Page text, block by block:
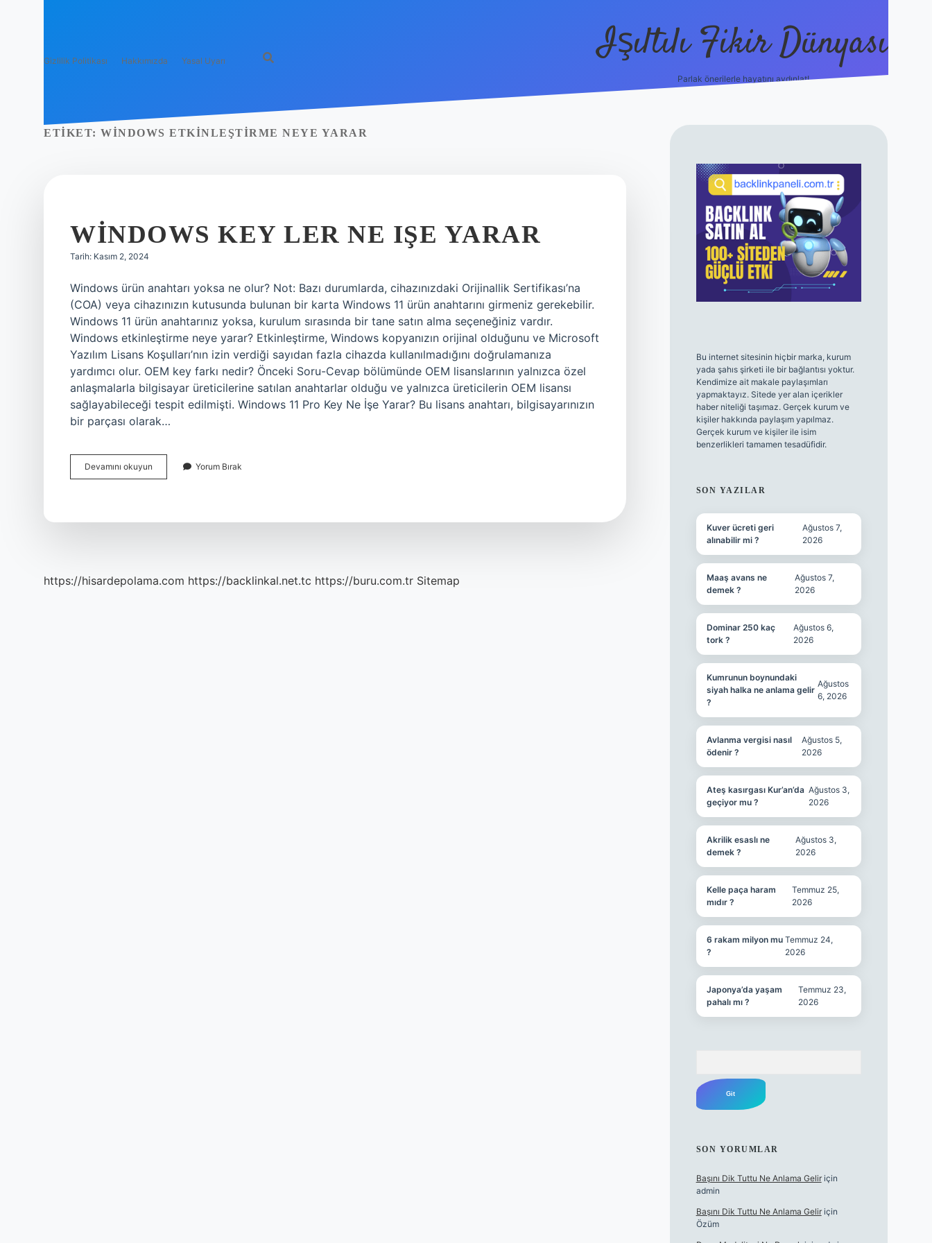
Gizlilik Politikası Hakkımızda Yasal Uyarı Işıltılı Fikir Dünyası
Parlak önerilerle hayatını aydınlat!
ETIKET: WINDOWS ETKINLEŞTIRME NEYE YARAR
WINDOWS KEY LER NE IŞE YARAR
Tarih: Kasım 2, 2024
Windows ürün anahtarı yoksa ne olur? Not: Bazı durumlarda, cihazınızdaki Orijinallik Sertifikası’na
(COA) veya cihazınızın kutusunda bulunan bir karta Windows 11 ürün anahtarını girmeniz gerekebilir.
Windows 11 ürün anahtarınız yoksa, kurulum sırasında bir tane satın alma seçeneğiniz vardır.
Windows etkinleştirme neye yarar? Etkinleştirme, Windows kopyanızın orijinal olduğunu ve Microsoft
Yazılım Lisans Koşulları’nın izin verdiği sayıdan fazla cihazda kullanılmadığını doğrulamanıza
yardımcı olur. OEM key farkı nedir? Önceki Soru-Cevap bölümünde OEM lisanslarının yalnızca özel
anlaşmalarla bilgisayar üreticilerine satılan anahtarlar olduğu ve yalnızca üreticilerin OEM lisansı
sağlayabileceği tespit edilmişti. Windows 11 Pro Key Ne İşe Yarar? Bu lisans anahtarı, bilgisayarınızın
bir parçası olarak…
Devamını okuyun Windows
Key
Yorum Bırak
https://hisardepolama.com https://backlinkal.net.tc https://buru.com.tr Sitemap
SIDEBAR
Bu internet sitesinin hiçbir marka, kurum
yada şahıs şirketi ile bir bağlantısı yoktur.
Kendimize ait makale paylaşımları
yapmaktayız. Sitede yer alan içerikler
haber niteliği taşımaz. Gerçek kurum ve
kişiler hakkında paylaşım yapılmaz.
Gerçek kurum ve kişiler ile isim
benzerlikleri tamamen tesadüfidir.
SON YAZILAR
Kuver ücreti geri
alınabilir mi ?
Ağustos 7,
2026
Maaş avans ne
demek ?
Ağustos 7,
2026
Dominar 250 kaç
tork ?
Ağustos 6,
2026
Kumrunun boynundaki
siyah halka ne anlama gelir
?
Ağustos
6, 2026
Avlanma vergisi nasıl
ödenir ?
Ağustos 5,
2026
Ateş kasırgası Kur’an’da
geçiyor mu ?
Ağustos 3,
2026
Akrilik esaslı ne
demek ?
Ağustos 3,
2026
Kelle paça haram
mıdır ?
Temmuz 25,
2026
6 rakam milyon mu
?
Temmuz 24,
2026
Japonya’da yaşam
pahalı mı ?
Temmuz 23,
2026
SON YORUMLAR
Başını Dik Tuttu Ne Anlama Geliriçin
admin
Başını Dik Tuttu Ne Anlama Geliriçin
Özüm
ilbet canlı